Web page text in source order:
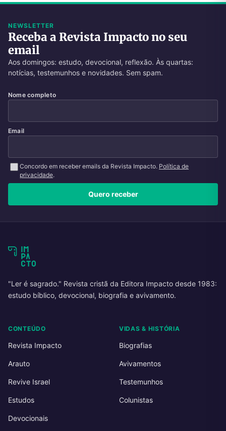
NEWSLETTER
Receba a Revista Impacto no seu
email
Aos domingos: estudo, devocional, reflexão. Às quartas:
notícias, testemunhos e novidades. Sem spam.
Nome completo
Email
Concordo em receber emails da Revista Impacto. Política de
privacidade.
Quero receber
"Ler é sagrado." Revista cristã da Editora Impacto desde 1983:
estudo bíblico, devocional, biografia e avivamento.
CONTEÚDO
Revista Impacto
Arauto
Revive Israel
Estudos
Devocionais
VIDAS & HISTÓRIA
Biografias
Avivamentos
Testemunhos
Colunistas